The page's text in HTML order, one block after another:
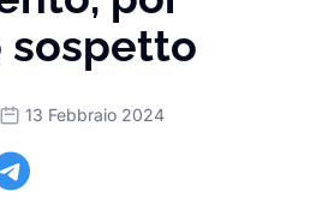
sospetto
13 Febbraio 2024